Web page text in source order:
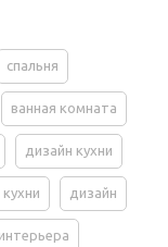
спальня
ванная комната
дизайн кухни
дизайн